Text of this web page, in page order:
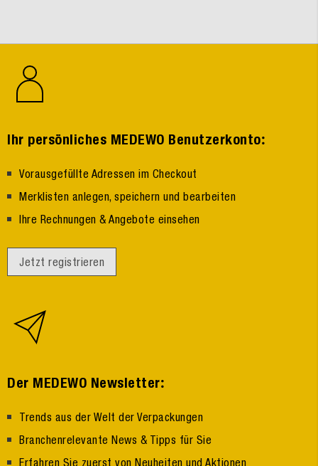
Ihr persönliches MEDEWO Benutzerkonto:
Vorausgefüllte Adressen im Checkout
Merklisten anlegen, speichern und bearbeiten
Ihre Rechnungen & Angebote einsehen
Jetzt registrieren
Der MEDEWO Newsletter:
Trends aus der Welt der Verpackungen
Branchenrelevante News & Tipps für Sie
Erfahren Sie zuerst von Neuheiten und Aktionen